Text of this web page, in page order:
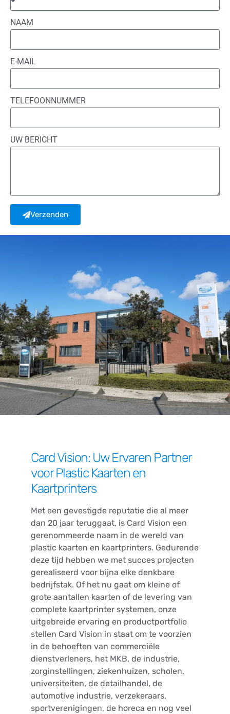
NAAM
E-MAIL
TELEFOONNUMMER
UW BERICHT
Verzenden
Card Vision: Uw Ervaren Partner
voor Plastic Kaarten en
Kaartprinters
Met een gevestigde reputatie die al meer
dan 20 jaar teruggaat, is Card Vision een
gerenommeerde naam in de wereld van
plastic kaarten en kaartprinters. Gedurende
deze tijd hebben we met succes projecten
gerealiseerd voor bijna elke denkbare
bedrijfstak. Of het nu gaat om kleine of
grote aantallen kaarten of de levering van
complete kaartprinter systemen, onze
uitgebreide ervaring en productportfolio
stellen Card Vision in staat om te voorzien
in de behoeften van commerciële
dienstverleners, het MKB, de industrie,
zorginstellingen, ziekenhuizen, scholen,
universiteiten, de detailhandel, de
automotive industrie, verzekeraars,
sportverenigingen, de horeca en nog veel